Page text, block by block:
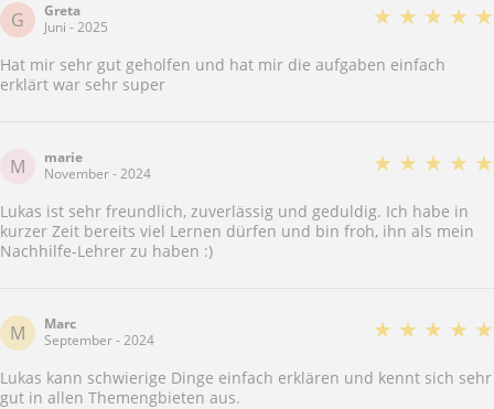
G
Greta
Juni - 2025
★ ★ ★ ★ ★
Hat mir sehr gut geholfen und hat mir die aufgaben einfach
erklärt war sehr super
M
marie
November - 2024
★ ★ ★ ★ ★
Lukas ist sehr freundlich, zuverlässig und geduldig. Ich habe in
kurzer Zeit bereits viel Lernen dürfen und bin froh, ihn als mein
Nachhilfe-Lehrer zu haben :)
M
Marc
September - 2024
★ ★ ★ ★ ★
Lukas kann schwierige Dinge einfach erklären und kennt sich sehr
gut in allen Themengbieten aus.